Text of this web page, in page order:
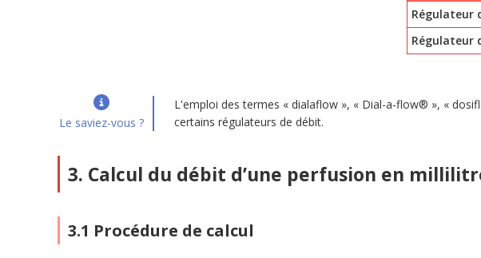
Régulateur
Le saviez-vous ?
L'emploi des termes « dialaflow », « Dial-a-flow® », «
certains régulateurs de débit.
3. Calcul du débit d’une perfusion en
3.1 Procédure de calcul